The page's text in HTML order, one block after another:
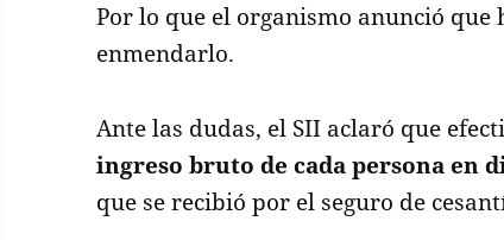
Por lo que el organismo anunció
enmendarlo.
Ante las dudas, el SII aclaró que
ingreso bruto de cada persona en
que se recibió por el seguro de